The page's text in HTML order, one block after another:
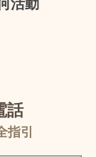
話
指引